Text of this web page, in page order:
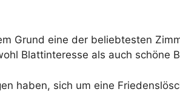
Grund eine der beliebtesten
Blattinteresse als auch schöne
haben, sich um eine